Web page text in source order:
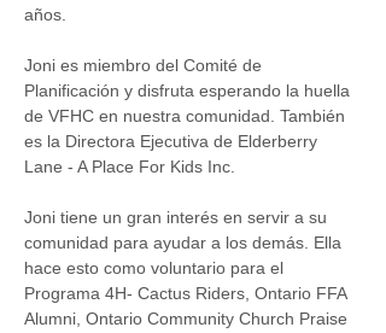
años.
Joni es miembro del Comité de
Planificación y disfruta esperando la huella
de VFHC en nuestra comunidad. También
es la Directora Ejecutiva de Elderberry
Lane - A Place For Kids Inc.
Joni tiene un gran interés en servir a su
comunidad para ayudar a los demás. Ella
hace esto como voluntario para el
Programa 4H- Cactus Riders, Ontario FFA
Alumni, Ontario Community Church Praise